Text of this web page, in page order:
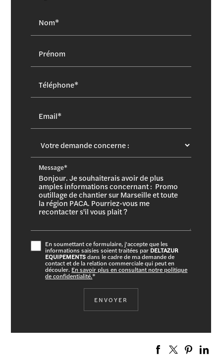
Nom*
Prénom
Téléphone*
Email*
Message*
En soumettant ce formulaire, j'accepte que les
informations saisies soient traitées par DELTAZUR
EQUIPEMENTSdans le cadre de ma demande de
contact et de la relation commerciale qui peut en
découler. En savoir plus en consultant notre politique
de confidentialité.*